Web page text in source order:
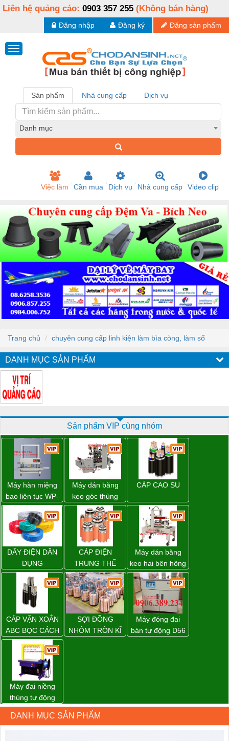
Liên hệ quảng cáo: 0903 357 255 (Không bán hàng)
Đăng sản phẩm
Đăng ký
Đăng nhập
Sản phẩm Nhà cung cấp Dịch vụ
Danh mục
Việc làm Cần mua Dịch vụ Nhà cung cấp Video clip
Trang chủ chuyên cung cấp linh kiện làm bìa còng, làm sổ
DANH MỤC SẢN PHẨM
Sản phẩm VIP cùng nhóm
Máy hàn miệng
bao liên tục WP-
1200V chính
hãng giá tốt
Máy dán băng
keo góc thùng
carton giá tốt
Đồng Nai
CÁP CAO SU
DÂY ĐIỆN DÂN
DỤNG
CÁP ĐIỆN
TRUNG THẾ
Máy dán băng
keo hai bên hông
thùng carton
WP-5050SA giá
rẻ Miền Nam
CÁP VẶN XOẮN
ABC BỌC CÁCH
ĐIỆN XLPE
SỢI ĐỒNG
NHÔM TRÒN KĨ
Máy đóng đai
bán tự động D56
Máy đai niềng
thùng tự động
DBA-200 giá tốt
DANH MỤC SẢN PHẨM